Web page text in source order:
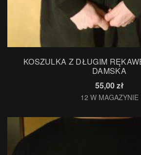
KOSZULKA Z DŁUGIM
DAMSKA
55,00zł
12 W MAGAZYNIE